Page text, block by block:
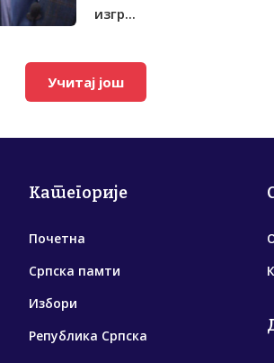
изгр...
Учитај још
Категорије
Почетна
Српска памти
Избори
Република Српска